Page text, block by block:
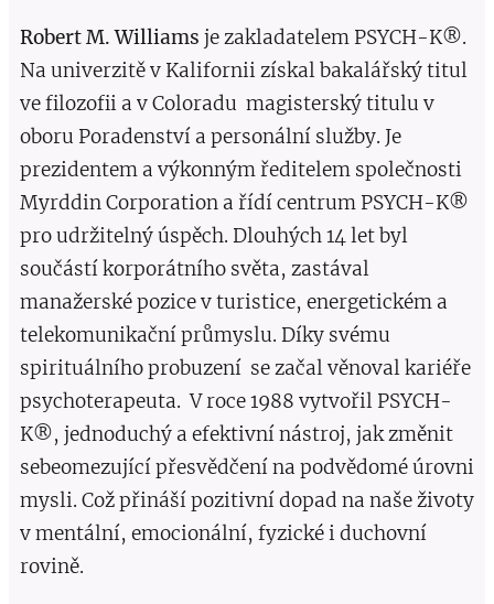
Robert M. Williams je zakladatelem PSYCH-K®.
Na univerzitě v Kalifornii získal bakalářský titul
ve filozofii a v Coloradu magisterský titulu v
oboru Poradenství a personální služby. Je
prezidentem a výkonným ředitelem společnosti
Myrddin Corporation a řídí centrum PSYCH-K®
pro udržitelný úspěch. Dlouhých 14 let byl
součástí korporátního světa, zastával
manažerské pozice v turistice, energetickém a
telekomunikační průmyslu. Díky svému
spirituálního probuzení se začal věnoval kariéře
psychoterapeuta. V roce 1988 vytvořil PSYCH-
K®, jednoduchý a efektivní nástroj, jak změnit
sebeomezující přesvědčení na podvědomé úrovni
mysli. Což přináší pozitivní dopad na naše životy
v mentální, emocionální, fyzické i duchovní
rovině.